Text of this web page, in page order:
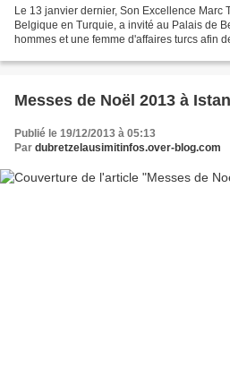
Le 13 janvier dernier, Son Excellence Marc
Belgique en Turquie, a invité au Palais de
hommes et une femme d'affaires turcs afin
Messes de Noël 2013 à
Publié le 19/12/2013 à 05:13
Par dubretzelausimitinfos.over-blog.com